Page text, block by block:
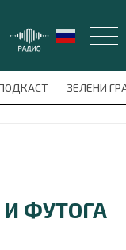
ЗЕЛЕНИ
ФУТОГА